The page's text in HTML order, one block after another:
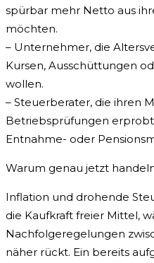
spürbar mehr Netto aus
möchten.
– Unternehmer, die
Kursen, Ausschüttungen
wollen.
– Steuerberater, die ihren
Betriebsprüfungen
Entnahme- oder
Warum genau jetzt
Inflation und drohende
die Kaufkraft freier Mittel,
Nachfolgeregelungen
näher rückt. Ein bereits